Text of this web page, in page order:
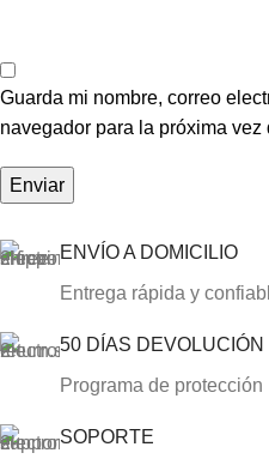
Guarda mi nombre, correo
navegador para la próxima vez
ENVÍO A DOMICILIO
Entrega rápida y
50 DÍAS DEVOLUCIÓN
Programa de protección
SOPORTE